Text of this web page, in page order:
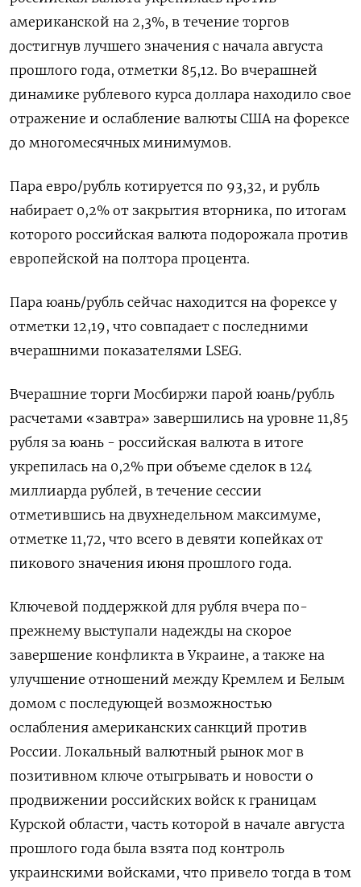
американской на 2,3%, в течение торгов
достигнув лучшего значения с начала августа
прошлого года, отметки 85,12. Во вчерашней
динамике рублевого курса доллара находило свое
отражение и ослабление валюты США на форексе
до многомесячных минимумов.
Пара евро/рубль котируется по 93,32, и рубль
набирает 0,2% от закрытия вторника, по итогам
которого российская валюта подорожала против
европейской на полтора процента.
Пара юань/рубль сейчас находится на форексе у
отметки 12,19, что совпадает с последними
вчерашними показателями LSEG.
Вчерашние торги Мосбиржи парой юань/рубль
расчетами «завтра» завершились на уровне 11,85
рубля за юань - российская валюта в итоге
укрепилась на 0,2% при объеме сделок в 124
миллиарда рублей, в течение сессии
отметившись на двухнедельном максимуме,
отметке 11,72, что всего в девяти копейках от
пикового значения июня прошлого года.
Ключевой поддержкой для рубля вчера по-
прежнему выступали надежды на скорое
завершение конфликта в Украине, а также на
улучшение отношений между Кремлем и Белым
домом с последующей возможностью
ослабления американских санкций против
России. Локальный валютный рынок мог в
позитивном ключе отыгрывать и новости о
продвижении российских войск к границам
Курской области, часть которой в начале августа
прошлого года была взята под контроль
украинскими войсками, что привело тогда в том